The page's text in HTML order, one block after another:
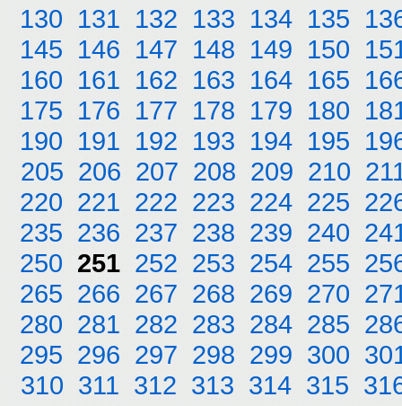
130 131 132 133 134 135
145 146 147 148 149 150
160 161 162 163 164 165
175 176 177 178 179 180
190 191 192 193 194 195
205 206 207 208 209 210
220 221 222 223 224 225
235 236 237 238 239 240
250 251 252 253 254 255
265 266 267 268 269 270
280 281 282 283 284 285
295 296 297 298 299 300
310 311 312 313 314 315